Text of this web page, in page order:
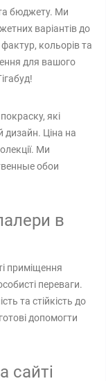
бюджету. Ми
варіантів до
фактур, кольорів та
для вашого
які
дизайн. Ціна на
Ми
обои
в
приміщення
переваги.
та стійкість до
допомогти
сайті